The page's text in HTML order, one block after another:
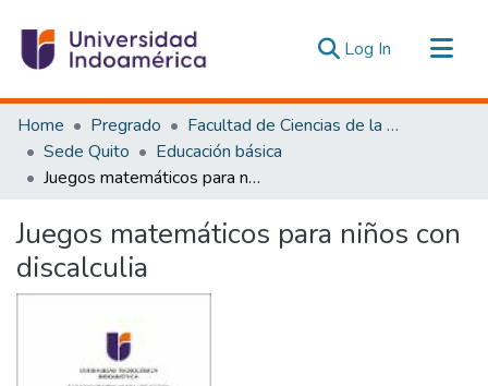
Log In (current)
Communities & Collections
All of DSpace
Statistics
Home Pregrado
Facultad de Ciencias de la Educación, De la Educación y Desarrollo Social
Sede Quito
Educación básica
Juegos matemáticos para niños con discalculia
Juegos matemáticos para niños con
discalculia